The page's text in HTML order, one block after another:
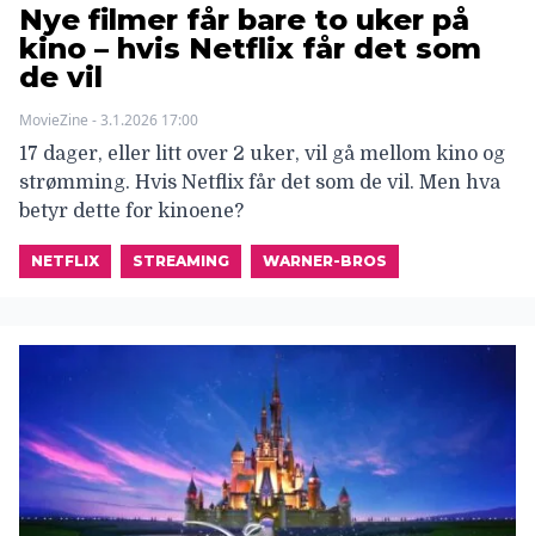
Nye filmer får bare to uker på
kino – hvis Netflix får det som
de vil
MovieZine - 3.1.2026 17:00
17 dager, eller litt over 2 uker, vil gå mellom kino og
strømming. Hvis Netflix får det som de vil. Men hva
betyr dette for kinoene?
NETFLIX STREAMING WARNER-BROS